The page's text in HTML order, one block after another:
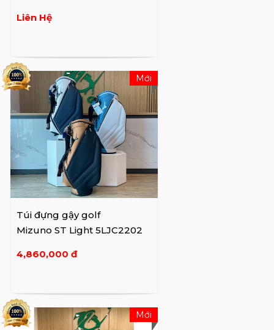
nhất và xuất hiện một cách thô sơ và cần
mười bộ để tìm ra chín chiếc gậy mà anh ấy
hài lòng.
Quy trình rèn của Mizuno golf, sử dụng hai
khuôn, chính xác hơn và chỉ đòi hỏi ít mài tay
nhất có thể. Sự đồng nhất từ đầu đến đầu là
rất lớn, dẫn đến hiệu suất dự đoán hơn trên
sân.
Vào những năm 1990, sự xuất hiện của thiết
kế CAD đã khiến hầu hết các nhà sản xuất
chuyển sang quá trình đúc để sản xuất gậy
trình rèn bằng cách sử dụng công nghệ
Grain Flow Forging của mình - nhận ra rằng
quá trình đúc kém hơn khi tới việc sản xuất
Liên Hệ
Túi đựng gậy golf
Mizuno ST Light 5LJC2202
4,860,000 đ
Mới
Mới